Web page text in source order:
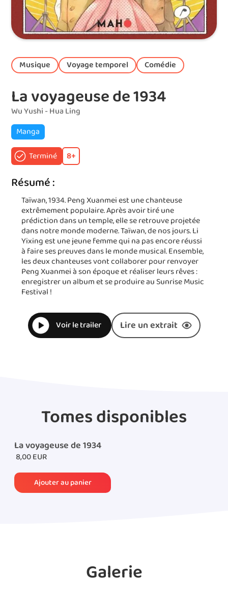
Musique Voyage temporel Comédie
La voyageuse de 1934
Wu Yushi - Hua Ling
Manga
Terminé
8+
Résumé :
Taïwan, 1934. Peng Xuanmei est une chanteuse
extrêmement populaire. Après avoir tiré une
prédiction dans un temple, elle se retrouve projetée
dans notre monde moderne. Taïwan, de nos jours. Li
Yixing est une jeune femme qui na pas encore réussi
à faire ses preuves dans le monde musical. Ensemble,
les deux chanteuses vont collaborer pour renvoyer
Peng Xuanmei à son époque et réaliser leurs rêves :
enregistrer un album et se produire au Sunrise Music
Festival !
Voir le trailer Lire un extrait
Tomes disponibles
La voyageuse de 1934
8,00 EUR
Galerie